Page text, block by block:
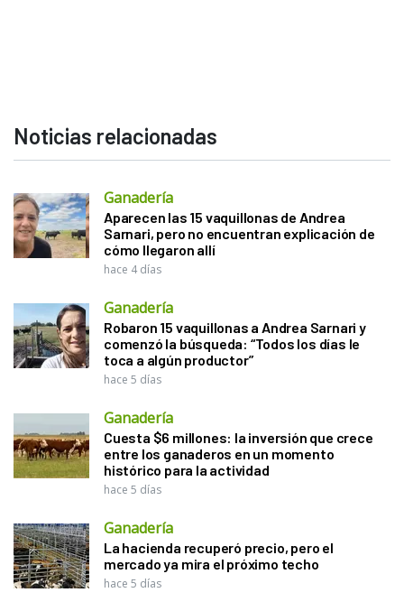
Noticias relacionadas
Ganadería
Aparecen las 15 vaquillonas de Andrea
Sarnari, pero no encuentran explicación de
cómo llegaron allí
hace 4 días
Ganadería
Robaron 15 vaquillonas a Andrea Sarnari y
comenzó la búsqueda: “Todos los días le
toca a algún productor”
hace 5 días
Ganadería
Cuesta $6 millones: la inversión que crece
entre los ganaderos en un momento
histórico para la actividad
hace 5 días
Ganadería
La hacienda recuperó precio, pero el
mercado ya mira el próximo techo
hace 5 días